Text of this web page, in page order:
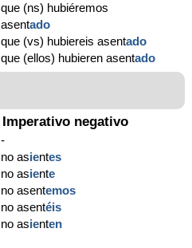
que (ns) hubiéremos
asentado
que (vs) hubiereis asentado
que (ellos) hubieren asentado
Imperativo negativo
-
no asientes
no asiente
no asentemos
no asentéis
no asienten